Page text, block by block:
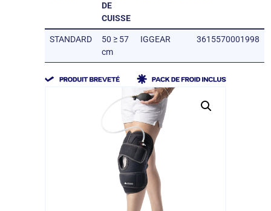
DE
CUISSE
STANDARD
50 ≥ 57
cm
IGGEAR 3615570001998